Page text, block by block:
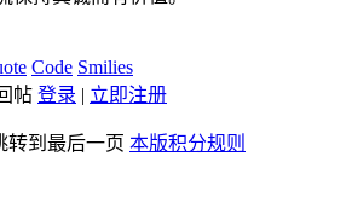
Code Smilies
帖 登录 | 立即注册
转到最后一页 本版积分规则